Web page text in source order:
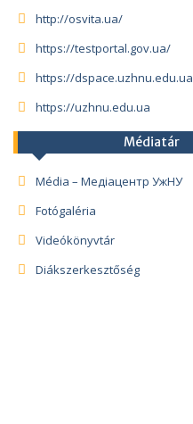
http://osvita.ua/
https://testportal.gov.ua/
https://dspace.uzhnu.edu.ua
https://uzhnu.edu.ua
Médiatár
Média – Медіацентр УжНУ
Fotógaléria
Videókönyvtár
Diákszerkesztőség